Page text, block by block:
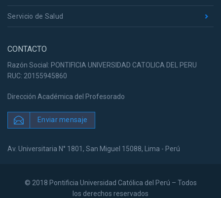
Servicio de Salud
CONTACTO
Razón Social: PONTIFICIA UNIVERSIDAD CATOLICA DEL PERU
RUC: 20155945860
Dirección Académica del Profesorado
Enviar mensaje
Av. Universitaria N° 1801, San Miguel 15088, Lima - Perú
© 2018 Pontificia Universidad Católica del Perú – Todos
los derechos reservados